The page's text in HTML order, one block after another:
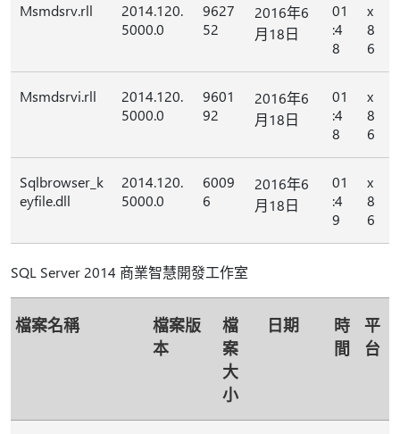
Msmdsrv.rll
2014.120.
5000.0
9627
52
2016年6
月18日
01
:4
8
x
8
6
Msmdsrvi.rll
2014.120.
5000.0
9601
92
2016年6
月18日
01
:4
8
x
8
6
Sqlbrowser_k
eyfile.dll
2014.120.
5000.0
6009
6
2016年6
月18日
01
:4
9
x
8
6
SQL Server 2014 商業智慧開發工作室
檔案名稱
檔案版
本
檔
案
大
小
日期
時
間
平
台